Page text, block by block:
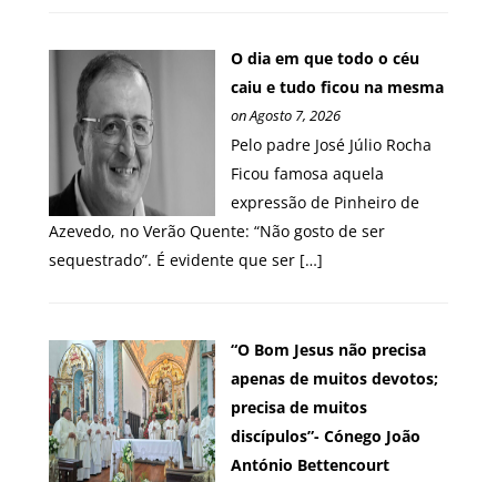
O dia em que todo o céu
caiu e tudo ficou na mesma
on Agosto 7, 2026
Pelo padre José Júlio Rocha
Ficou famosa aquela
expressão de Pinheiro de
Azevedo, no Verão Quente: “Não gosto de ser
sequestrado”. É evidente que ser […]
“O Bom Jesus não precisa
apenas de muitos devotos;
precisa de muitos
discípulos”- Cónego João
António Bettencourt